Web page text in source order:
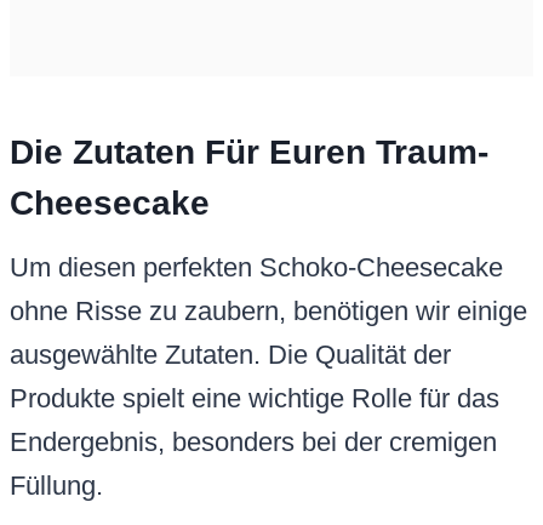
Die Zutaten Für Euren Traum-
Cheesecake
Um diesen perfekten Schoko-Cheesecake
ohne Risse zu zaubern, benötigen wir einige
ausgewählte Zutaten. Die Qualität der
Produkte spielt eine wichtige Rolle für das
Endergebnis, besonders bei der cremigen
Füllung.